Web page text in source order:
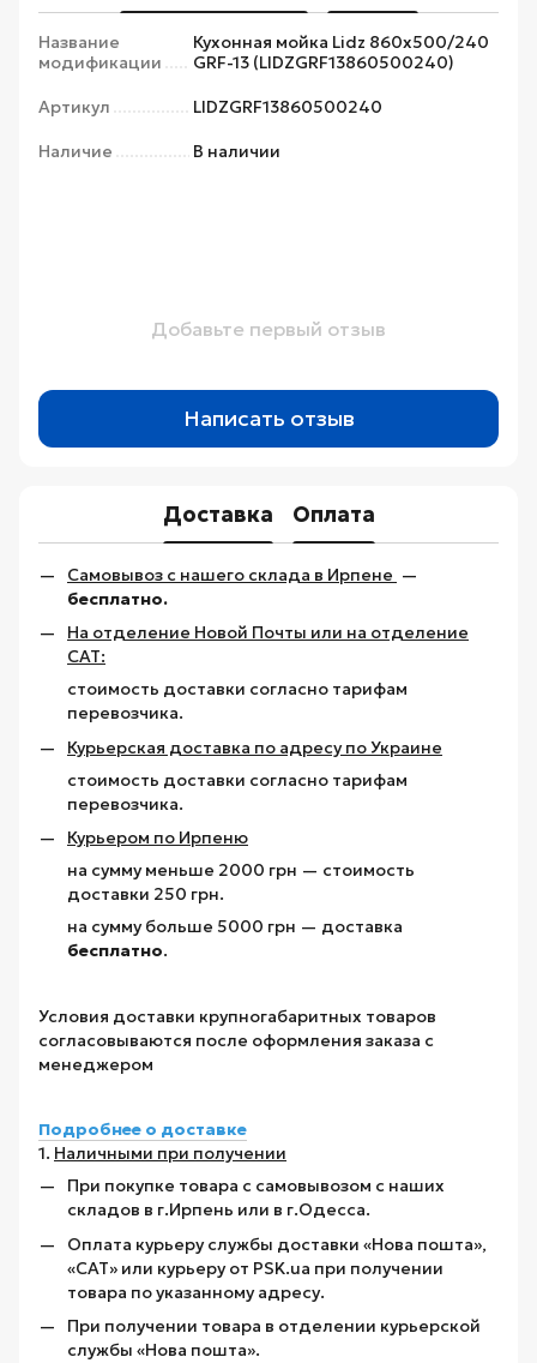
Название
модификации
Кухонная мойка Lidz 860х500/240
GRF-13 (LIDZGRF13860500240)
Артикул LIDZGRF13860500240
Наличие В наличии
Добавьте первый отзыв
Написать отзыв
Доставка Оплата
Самовывоз с нашего склада в Ирпене —
бесплатно.
На отделение Новой Почты или на отделение
САТ:
стоимость доставки согласно тарифам
перевозчика.
Курьерская доставка по адресу по Украине
стоимость доставки согласно тарифам
перевозчика.
Курьером по Ирпеню
на сумму меньше 2000 грн — стоимость
доставки 250 грн.
на сумму больше 5000 грн — доставка
бесплатно.
Условия доставки крупногабаритных товаров
согласовываются после оформления заказа с
менеджером
Подробнее о доставке
1. Наличными при получении
При покупке товара с самовывозом с наших
складов в г.Ирпень или в г.Одесса.
Оплата курьеру службы доставки «Нова пошта»,
«САТ» или курьеру от PSK.ua при получении
товара по указанному адресу.
При получении товара в отделении курьерской
службы «Нова пошта».